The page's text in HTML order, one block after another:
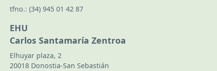
tfno.: (34) 945 01 42 87
EHU
Carlos Santamaría Zentroa
Elhuyar plaza, 2
20018 Donostia-San Sebastián